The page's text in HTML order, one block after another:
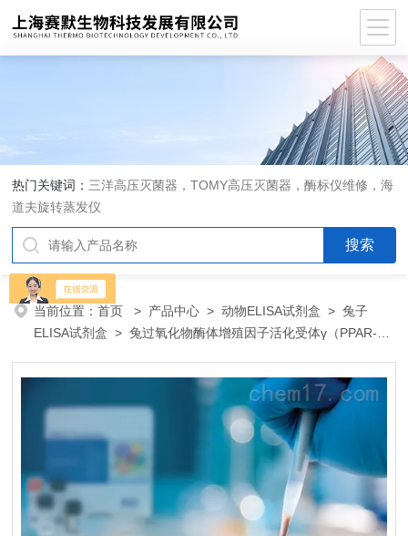
热门关键词： 三洋高压灭菌器，TOMY高压灭菌器，酶标仪维修，海
道夫旋转蒸发仪
当前位置：首页 > 产品中心 >动物ELISA试剂盒 >兔子
ELISA试剂盒 > 兔过氧化物酶体增殖因子活化受体γ（PPAR-